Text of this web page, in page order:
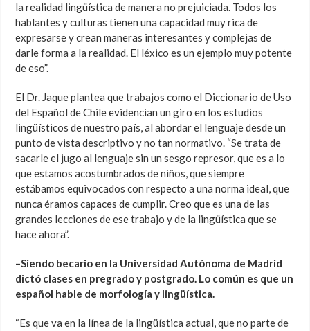
la realidad lingüística de manera no prejuiciada. Todos los
hablantes y culturas tienen una capacidad muy rica de
expresarse y crean maneras interesantes y complejas de
darle forma a la realidad. El léxico es un ejemplo muy potente
de eso”.
El Dr. Jaque plantea que trabajos como el Diccionario de Uso
del Español de Chile evidencian un giro en los estudios
lingüísticos de nuestro país, al abordar el lenguaje desde un
punto de vista descriptivo y no tan normativo. “Se trata de
sacarle el jugo al lenguaje sin un sesgo represor, que es a lo
que estamos acostumbrados de niños, que siempre
estábamos equivocados con respecto a una norma ideal, que
nunca éramos capaces de cumplir. Creo que es una de las
grandes lecciones de ese trabajo y de la lingüística que se
hace ahora”.
–Siendo becario en la Universidad Autónoma de Madrid
dictó clases en pregrado y postgrado. Lo común es que un
español hable de morfología y lingüística.
“Es que va en la línea de la lingüística actual, que no parte de